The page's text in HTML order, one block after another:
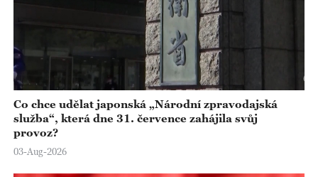
Co chce udělat japonská „Národní zpravodajská
služba“, která dne 31. července zahájila svůj
provoz?
03-Aug-2026